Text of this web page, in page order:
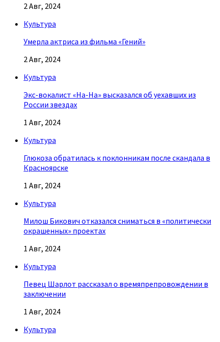
2 Авг, 2024
Культура
Умерла актриса из фильма «Гений»
2 Авг, 2024
Культура
Экс-вокалист «На-На» высказался об уехавших из
России звездах
1 Авг, 2024
Культура
Глюкоза обратилась к поклонникам после скандала в
Красноярске
1 Авг, 2024
Культура
Милош Бикович отказался сниматься в «политически
окрашенных» проектах
1 Авг, 2024
Культура
Певец Шарлот рассказал о времяпрепровождении в
заключении
1 Авг, 2024
Культура